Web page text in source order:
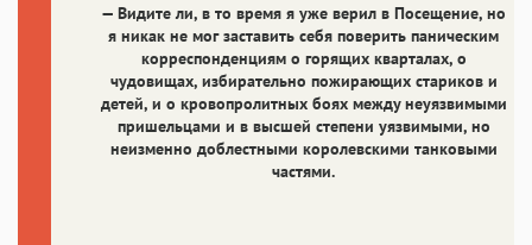
Аа
Arial Аа
Georgia
Аа
Times New Roman
Аа
Courier New
Аа
Menlo
Аа
SF Mono
— Видите ли, в то время я уже верил в Посещение, но
я никак не мог заставить себя поверить паническим
корреспонденциям о горящих кварталах, о
чудовищах, избирательно пожирающих стариков и
детей, и о кровопролитных боях между неуязвимыми
пришельцами и в высшей степени уязвимыми, но
неизменно доблестными королевскими танковыми
частями.